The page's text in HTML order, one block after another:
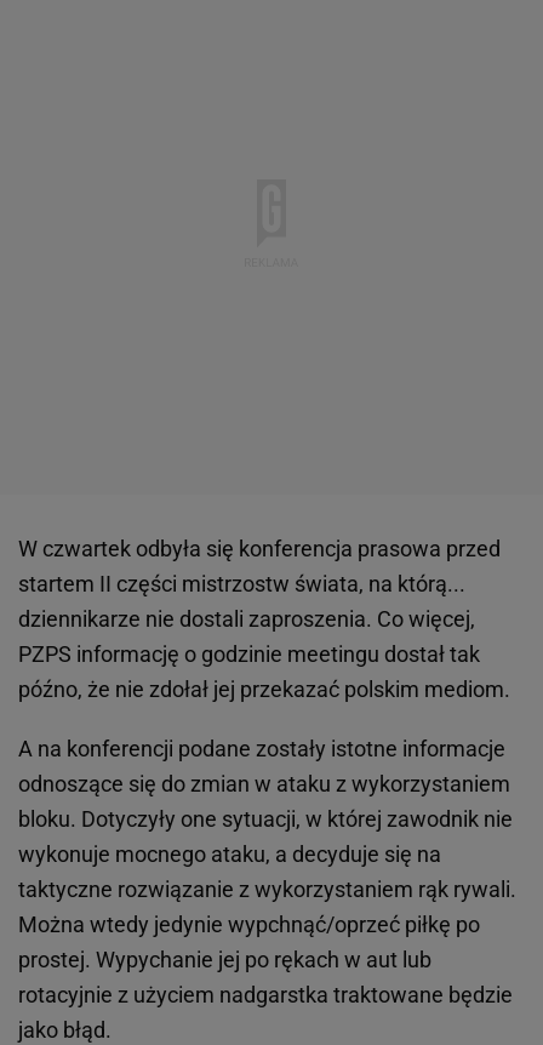
W czwartek odbyła się konferencja prasowa przed
startem II części mistrzostw świata, na którą...
dziennikarze nie dostali zaproszenia. Co więcej,
PZPS informację o godzinie meetingu dostał tak
późno, że nie zdołał jej przekazać polskim mediom.
A na konferencji podane zostały istotne informacje
odnoszące się do zmian w ataku z wykorzystaniem
bloku. Dotyczyły one sytuacji, w której zawodnik nie
wykonuje mocnego ataku, a decyduje się na
taktyczne rozwiązanie z wykorzystaniem rąk rywali.
Można wtedy jedynie wypchnąć/oprzeć piłkę po
prostej. Wypychanie jej po rękach w aut lub
rotacyjnie z użyciem nadgarstka traktowane będzie
jako błąd.